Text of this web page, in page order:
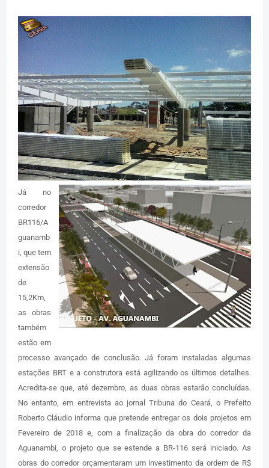
Já no
corredor
BR116/A
guanamb
i, que tem
extensão
de
15,2Km,
as obras
também
estão em
processo avançado de conclusão. Já foram instaladas algumas
estações BRT e a construtora está agilizando os últimos detalhes.
Acredita-se que, até dezembro, as duas obras estarão concluídas.
No entanto, em entrevista ao jornal Tribuna do Ceará, o Prefeito
Roberto Cláudio informa que pretende entregar os dois projetos em
Fevereiro de 2018 e, com a finalização da obra do corredor da
Aguanambi, o projeto que se estende a BR-116 será iniciado. As
obras do corredor orçamentaram um investimento da ordem de R$